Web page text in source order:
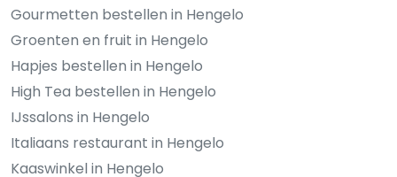
Gourmetten bestellen in Hengelo
Groenten en fruit in Hengelo
Hapjes bestellen in Hengelo
High Tea bestellen in Hengelo
IJssalons in Hengelo
Italiaans restaurant in Hengelo
Kaaswinkel in Hengelo